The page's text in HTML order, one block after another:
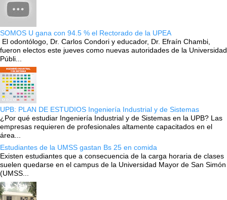
SOMOS U gana con 94.5 % el Rectorado de la UPEA
El odontólogo, Dr. Carlos Condori y educador, Dr. Efraín Chambi,
fueron electos este jueves como nuevas autoridades de la Universidad
Públi...
UPB: PLAN DE ESTUDIOS Ingeniería Industrial y de Sistemas
¿Por qué estudiar Ingeniería Industrial y de Sistemas en la UPB? Las
empresas requieren de profesionales altamente capacitados en el
área...
Estudiantes de la UMSS gastan Bs 25 en comida
Existen estudiantes que a consecuencia de la carga horaria de clases
suelen quedarse en el campus de la Universidad Mayor de San Simón
(UMSS...